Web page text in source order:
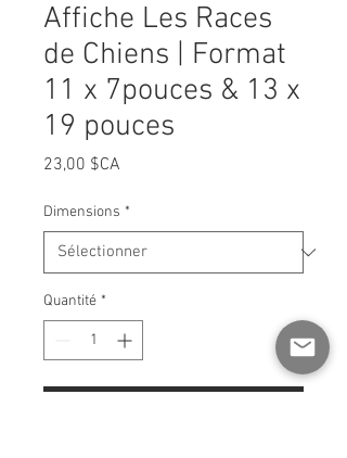
Affiche Les Races
de Chiens | Format
11 x 7pouces & 13 x
19 pouces
23,00 $CA
Dimensions *
Quantité *